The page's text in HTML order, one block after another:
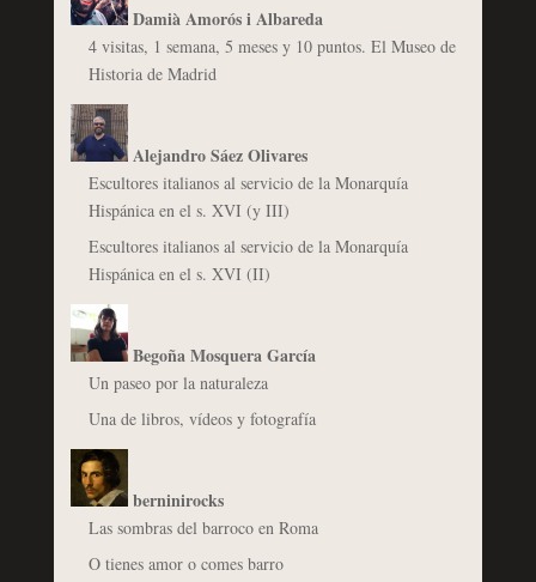
Damià Amorós i Albareda
4 visitas, 1 semana, 5 meses y 10 puntos. El Museo de
Historia de Madrid
Alejandro Sáez Olivares
Escultores italianos al servicio de la Monarquía
Hispánica en el s. XVI (y III)
Escultores italianos al servicio de la Monarquía
Hispánica en el s. XVI (II)
Begoña Mosquera García
Un paseo por la naturaleza
Una de libros, vídeos y fotografía
berninirocks
Las sombras del barroco en Roma
O tienes amor o comes barro